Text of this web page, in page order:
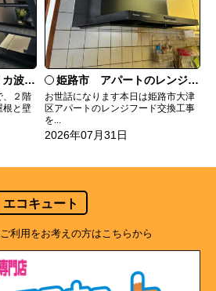
工事
、２階
根と壁
姫路市 アパートのレンジフード交換
お世話になります本日は姫路市大津
区アパートのレンジフード交換工事
を...
2026年07月31日
エコキュート
利用をお考えの方はこちらから